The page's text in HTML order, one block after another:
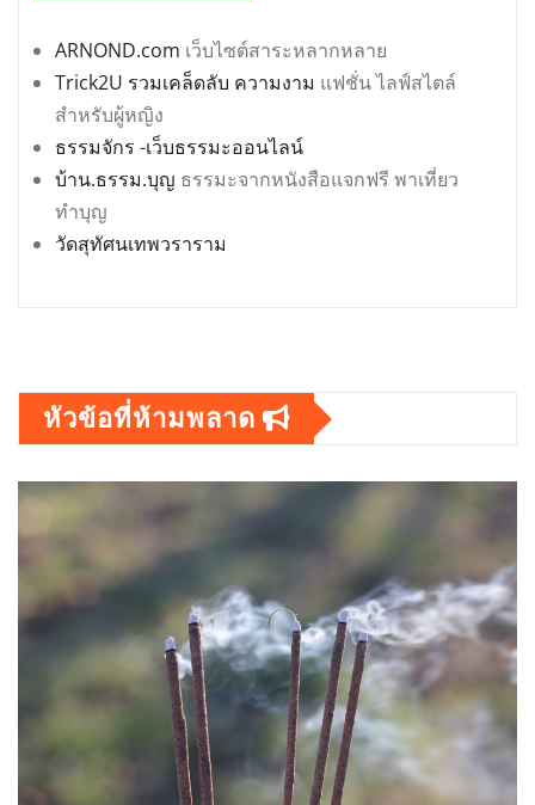
ARNOND.com เว็บไซต์สาระหลากหลาย
Trick2U รวมเคล็ดลับ ความงาม แฟชั่น ไลฟ์สไตล์
สำหรับผู้หญิง
ธรรมจักร -เว็บธรรมะออนไลน์
บ้าน.ธรรม.บุญ ธรรมะจากหนังสือแจกฟรี พาเที่ยว
ทำบุญ
วัดสุทัศนเทพวราราม
หัวข้อที่ห้ามพลาด